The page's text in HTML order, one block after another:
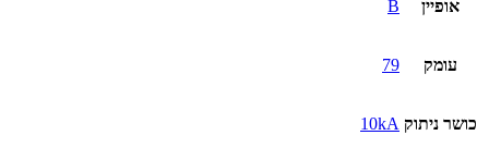
אופיין B
עומק 79
כושר ניתוק 10kA